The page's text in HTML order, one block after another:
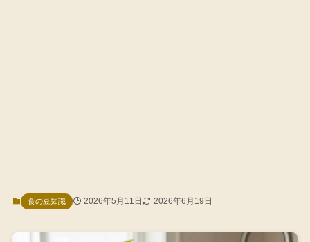
食の豆知識 2026年5月11日 2026年6月19日